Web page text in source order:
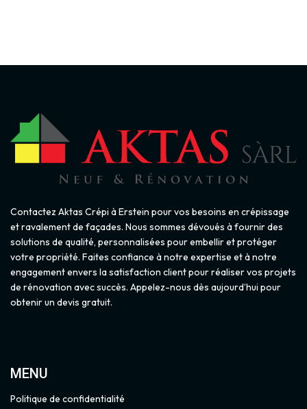
Contactez Aktas Crépi à Erstein pour vos besoins en crépissage
et ravalement de façades. Nous sommes dévoués à fournir des
solutions de qualité, personnalisées pour embellir et protéger
votre propriété. Faites confiance à notre expertise et à notre
engagement envers la satisfaction client pour réaliser vos projets
de rénovation avec succès. Appelez-nous dès aujourd’hui pour
obtenir un devis gratuit.
MENU
Politique de confidentialité